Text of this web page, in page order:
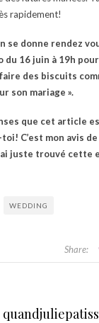
rapidement!
se donne rendez
du 16 juin à 19h
des biscuits
son mariage ».
que cet article
C’est mon avis
juste trouvé cette
WEDDING
Share: